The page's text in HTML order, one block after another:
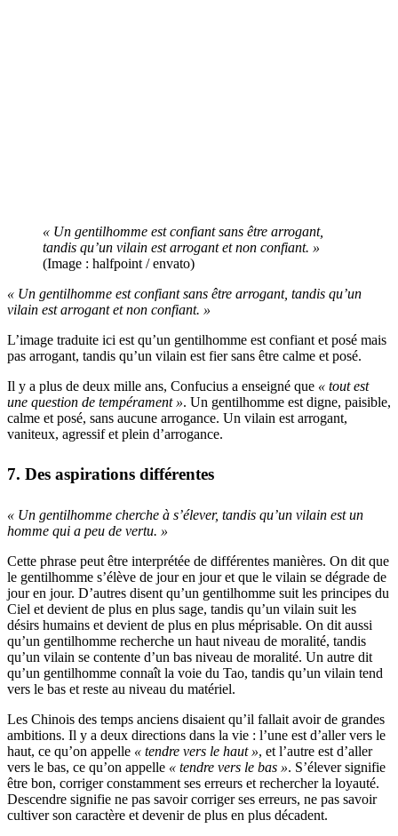
« Un gentilhomme est confiant sans être arrogant,
tandis qu’un vilain est arrogant et non confiant. »
(Image : halfpoint / envato)
« Un gentilhomme est confiant sans être arrogant, tandis qu’un
vilain est arrogant et non confiant. »
L’image traduite ici est qu’un gentilhomme est confiant et posé mais
pas arrogant, tandis qu’un vilain est fier sans être calme et posé.
Il y a plus de deux mille ans, Confucius a enseigné que « tout est
une question de tempérament ». Un gentilhomme est digne, paisible,
calme et posé, sans aucune arrogance. Un vilain est arrogant,
vaniteux, agressif et plein d’arrogance.
7. Des aspirations différentes
« Un gentilhomme cherche à s’élever, tandis qu’un vilain est un
homme qui a peu de vertu. »
Cette phrase peut être interprétée de différentes manières. On dit que
le gentilhomme s’élève de jour en jour et que le vilain se dégrade de
jour en jour. D’autres disent qu’un gentilhomme suit les principes du
Ciel et devient de plus en plus sage, tandis qu’un vilain suit les
désirs humains et devient de plus en plus méprisable. On dit aussi
qu’un gentilhomme recherche un haut niveau de moralité, tandis
qu’un vilain se contente d’un bas niveau de moralité. Un autre dit
qu’un gentilhomme connaît la voie du Tao, tandis qu’un vilain tend
vers le bas et reste au niveau du matériel.
Les Chinois des temps anciens disaient qu’il fallait avoir de grandes
ambitions. Il y a deux directions dans la vie : l’une est d’aller vers le
haut, ce qu’on appelle « tendre vers le haut », et l’autre est d’aller
vers le bas, ce qu’on appelle « tendre vers le bas ». S’élever signifie
être bon, corriger constamment ses erreurs et rechercher la loyauté.
Descendre signifie ne pas savoir corriger ses erreurs, ne pas savoir
cultiver son caractère et devenir de plus en plus décadent.